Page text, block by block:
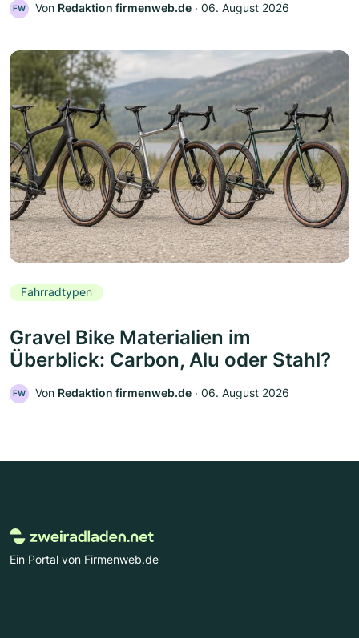
FW Von Redaktion firmenweb.de ‧ 06. August 2026
Fahrradtypen
Gravel Bike Materialien im
Überblick: Carbon, Alu oder Stahl?
FW Von Redaktion firmenweb.de ‧ 06. August 2026
Ein Portal von Firmenweb.de